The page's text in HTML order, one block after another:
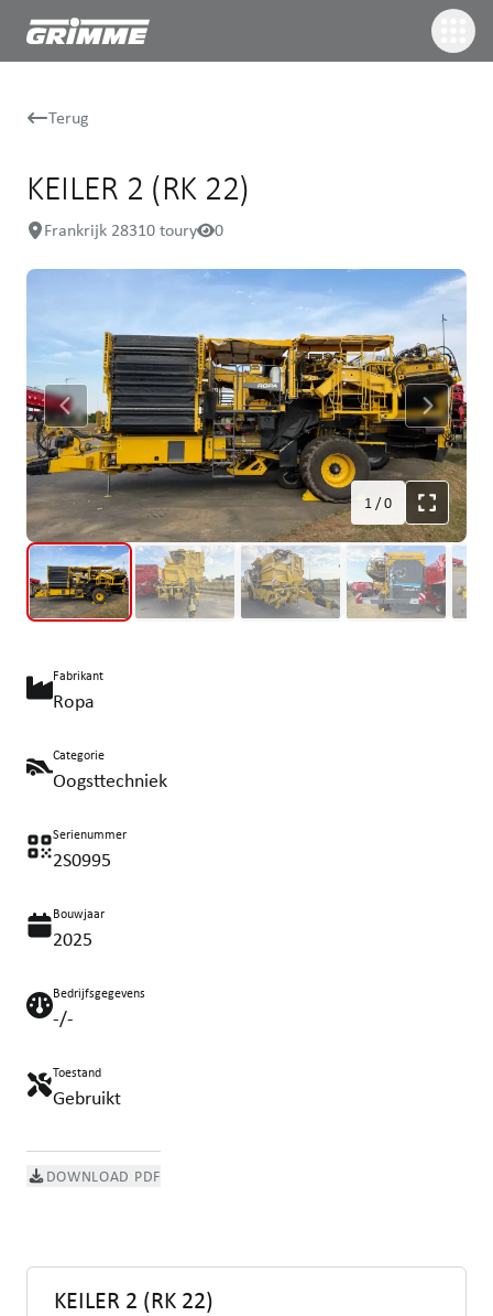
Terug
KEILER 2 (RK 22)
Frankrijk 28310 toury 0
1/0
Fabrikant
Ropa
Categorie
Oogsttechniek
Serienummer
2S0995
Bouwjaar
2025
Bedrijfsgegevens
-/-
Toestand
Gebruikt
DOWNLOAD PDF
KEILER 2 (RK 22)